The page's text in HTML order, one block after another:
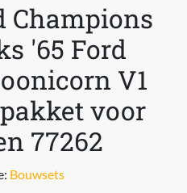
Champions
'65 Ford
V1
voor
77262
Bouwsets